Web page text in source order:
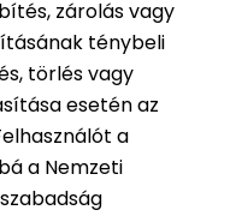
zárolás vagy
ténybeli
törlés vagy
esetén az
a
a Nemzeti